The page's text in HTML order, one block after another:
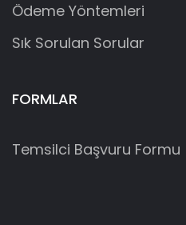
Ödeme Yöntemleri
Sık Sorulan Sorular
FORMLAR
Temsilci Başvuru Formu